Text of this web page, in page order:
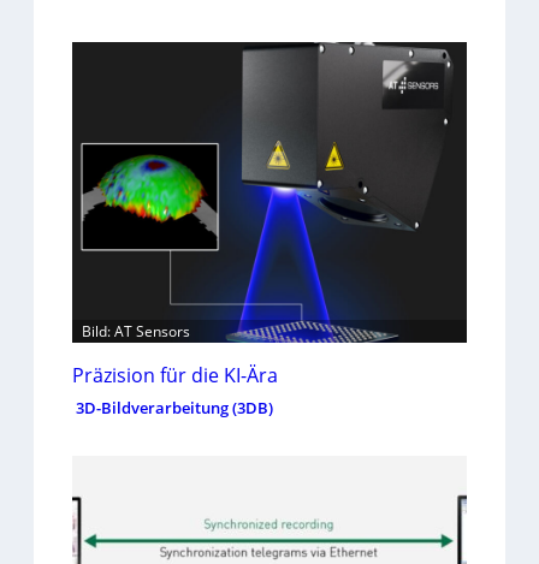
Bild: AT Sensors
Präzision für die KI-Ära
3D-Bildverarbeitung (3DB)